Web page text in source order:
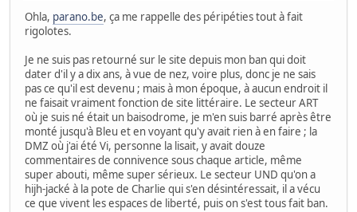
Ohla, parano.be, ça me rappelle des péripéties tout à fait
rigolotes.
Je ne suis pas retourné sur le site depuis mon ban qui doit
dater d'il y a dix ans, à vue de nez, voire plus, donc je ne sais
pas ce qu'il est devenu ; mais à mon époque, à aucun endroit il
ne faisait vraiment fonction de site littéraire. Le secteur ART
où je suis né était un baisodrome, je m'en suis barré après être
monté jusqu'à Bleu et en voyant qu'y avait rien à en faire ; la
DMZ où j'ai été Vi, personne la lisait, y avait douze
commentaires de connivence sous chaque article, même
super abouti, même super sérieux. Le secteur UND qu'on a
hijh-jacké à la pote de Charlie qui s'en désintéressait, il a vécu
ce que vivent les espaces de liberté, puis on s'est tous fait ban.